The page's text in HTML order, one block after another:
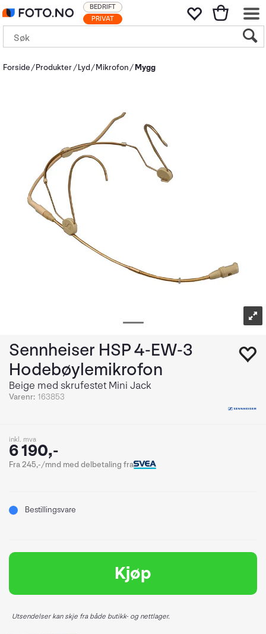
PRIVAT
BEDRIFT
Forside Produkter Lyd Mikrofon Mygg
Sennheiser HSP 4-EW-3
Hodebøylemikrofon
Beige med skrufestet Mini Jack
Varenr: 163853
inkl. mva
6 190,-
Fra 245,-/mnd med delbetaling fra
Bestillingsvare
Kjøp
Utsendelser kan skje fra både butikk- og nettlager.